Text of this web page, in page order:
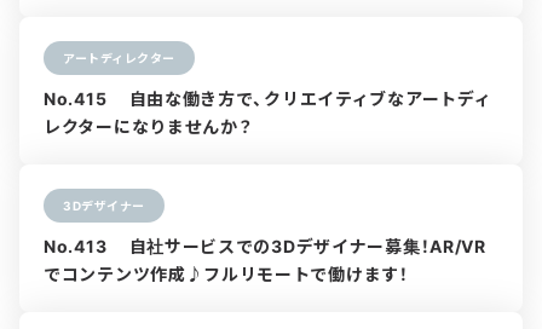
アートディレクター
No.415 自由な働き方で、クリエイティブなアートディ
レクターになりませんか？
3Dデザイナー
No.413 自社サービスでの3Dデザイナー募集！AR/VR
でコンテンツ作成♪フルリモートで働けます！